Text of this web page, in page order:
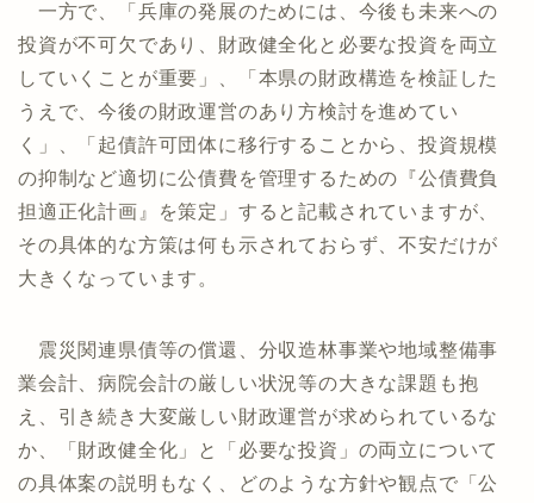
一方で、「兵庫の発展のためには、今後も未来への
投資が不可欠であり、財政健全化と必要な投資を両立
していくことが重要」、「本県の財政構造を検証した
うえで、今後の財政運営のあり方検討を進めてい
く」、「起債許可団体に移行することから、投資規模
の抑制など適切に公債費を管理するための『公債費負
担適正化計画』を策定」すると記載されていますが、
その具体的な方策は何も示されておらず、不安だけが
大きくなっています。
震災関連県債等の償還、分収造林事業や地域整備事
業会計、病院会計の厳しい状況等の大きな課題も抱
え、引き続き大変厳しい財政運営が求められているな
か、「財政健全化」と「必要な投資」の両立について
の具体案の説明もなく、どのような方針や観点で「公